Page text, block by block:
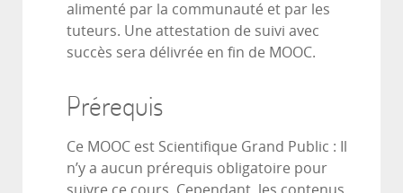
alimenté par la communauté et par les
tuteurs. Une attestation de suivi avec
succès sera délivrée en fin de MOOC.
Prérequis
Ce MOOC est Scientifique Grand Public : Il
n’y a aucun prérequis obligatoire pour